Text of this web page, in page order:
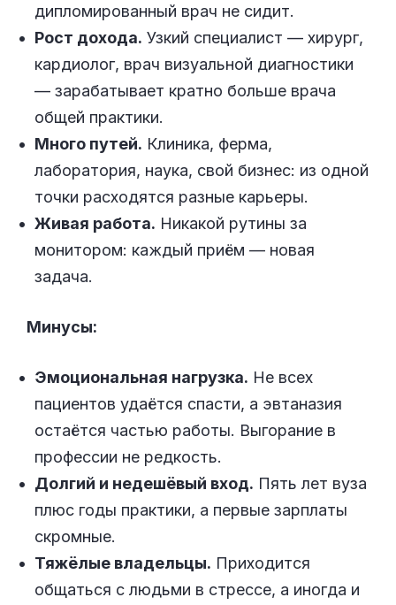
дипломированный врач не сидит.
Рост дохода. Узкий специалист — хирург,
кардиолог, врач визуальной диагностики
— зарабатывает кратно больше врача
общей практики.
Много путей. Клиника, ферма,
лаборатория, наука, свой бизнес: из одной
точки расходятся разные карьеры.
Живая работа. Никакой рутины за
монитором: каждый приём — новая
задача.
Минусы:
Эмоциональная нагрузка. Не всех
пациентов удаётся спасти, а эвтаназия
остаётся частью работы. Выгорание в
профессии не редкость.
Долгий и недешёвый вход. Пять лет вуза
плюс годы практики, а первые зарплаты
скромные.
Тяжёлые владельцы. Приходится
общаться с людьми в стрессе, а иногда и